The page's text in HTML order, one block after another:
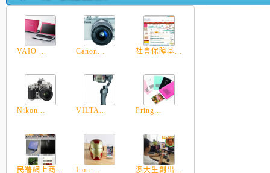
VAIO ... Canon... 社會保障基...
Nikon... VILTA... Pring...
民署網上商... Iron ... 澳大生創出...